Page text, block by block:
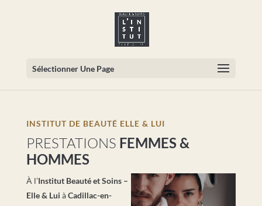
Sélectionner Une Page
INSTITUT DE BEAUTÉ ELLE & LUI
PRESTATIONS FEMMES &
HOMMES
À l’Institut Beauté et Soins –
Elle & Lui àCadillac-en-